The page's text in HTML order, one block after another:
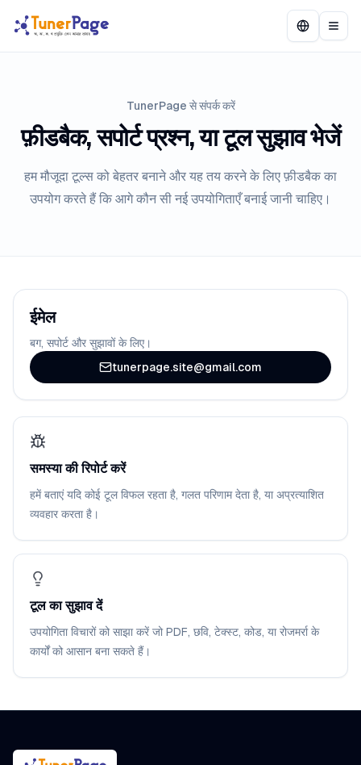
TunerPage से संपर्क करें
फ़ीडबैक, सपोर्ट प्रश्न, या टूल सुझाव भेजें
हम मौजूदा टूल्स को बेहतर बनाने और यह तय करने के लिए फ़ीडबैक का
उपयोग करते हैं कि आगे कौन सी नई उपयोगिताएँ बनाई जानी चाहिए।
ईमेल
बग, सपोर्ट और सुझावों के लिए।
tunerpage.site@gmail.com
समस्या की रिपोर्ट करें
हमें बताएं यदि कोई टूल विफल रहता है, गलत परिणाम देता है, या अप्रत्याशित
व्यवहार करता है।
टूल का सुझाव दें
उपयोगिता विचारों को साझा करें जो PDF, छवि, टेक्स्ट, कोड, या रोजमर्रा के
कार्यों को आसान बना सकते हैं।